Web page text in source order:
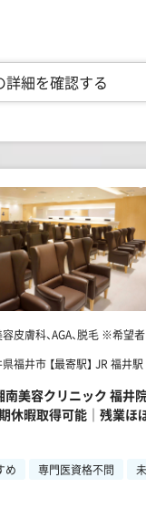
詳細を確認する
皮膚科、AGA、脱毛 ※希望
福井市 【最寄駅】 JR 福井駅
南美容クリニック 福
休暇取得可能｜残業ほ
め
専門医資格不問